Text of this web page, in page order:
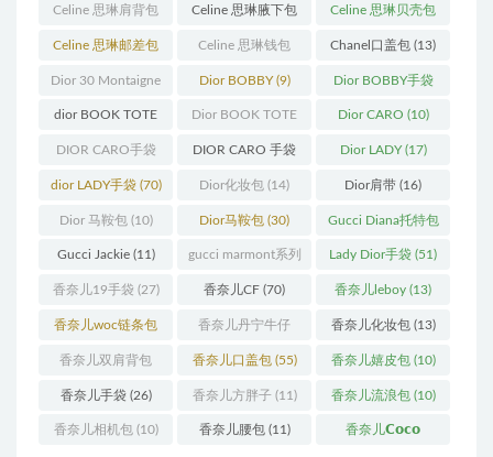
(250) (55) (11)
Celine 思琳肩背包
(12)
Celine 思琳腋下包
(10)
Celine 思琳贝壳包
(12)
Celine 思琳邮差包
(13)
Celine 思琳钱包
(10)
Chanel口盖包 (13)
Dior 30 Montaigne
蒙田(31)
Dior BOBBY(9) Dior BOBBY手袋
(26)
dior BOOK TOTE
(12)
Dior BOOK TOTE
手袋(163)
Dior CARO (10)
DIOR CARO手袋
(11)
DIOR CARO 手袋
(31)
Dior LADY(17)
dior LADY手袋(70) Dior化妆包 (14) Dior肩带 (16)
Dior 马鞍包(10) Dior马鞍包 (30) Gucci Diana托特包
(11)
Gucci Jackie(11) gucci marmont系列
(19)
Lady Dior手袋 (51)
香奈儿19手袋 (27) 香奈儿CF (70) 香奈儿leboy (13)
香奈儿woc链条包
(11)
香奈儿丹宁牛仔
(12)
香奈儿化妆包(13)
香奈儿双肩背包
(13)
香奈儿口盖包(55) 香奈儿嬉皮包(10)
香奈儿手袋(26) 香奈儿方胖子(11) 香奈儿流浪包(10)
香奈儿相机包(10) 香奈儿腰包(11) 香奈儿𝗖𝗼𝗰𝗼